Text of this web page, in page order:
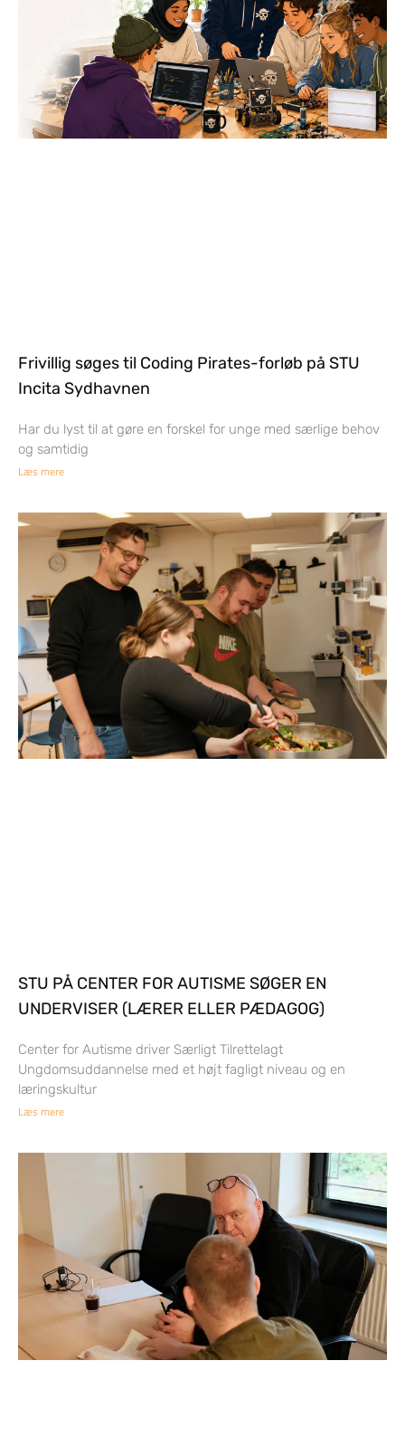
Frivillig søges til Coding Pirates-forløb på STU
Incita Sydhavnen
Har du lyst til at gøre en forskel for unge med særlige behov
og samtidig
Læs mere
STU PÅ CENTER FOR AUTISME SØGER EN
UNDERVISER (LÆRER ELLER PÆDAGOG)
Center for Autisme driver Særligt Tilrettelagt
Ungdomsuddannelse med et højt fagligt niveau og en
læringskultur
Læs mere